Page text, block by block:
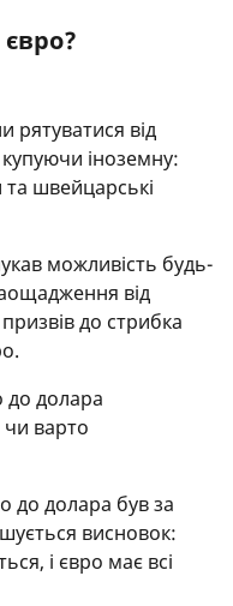
рятуватися від
купуючи іноземну:
та швейцарські
можливість будь-
від
до стрибка
до долара
варто
до долара був за
висновок:
і євро має всі